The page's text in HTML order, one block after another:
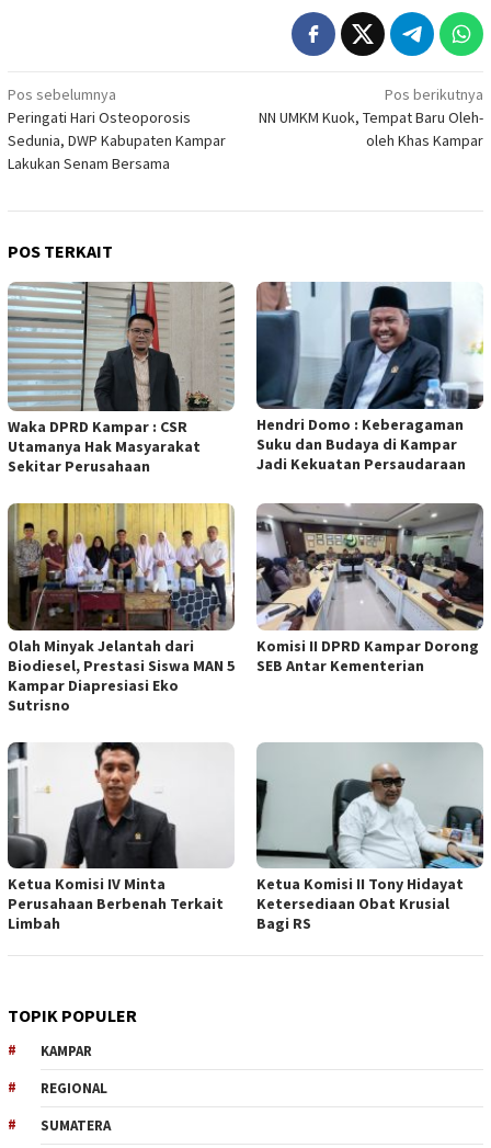
Navigasi
pos
Pos sebelumnya
Peringati Hari Osteoporosis
Sedunia, DWP Kabupaten Kampar
Lakukan Senam Bersama
Pos berikutnya
NN UMKM Kuok, Tempat Baru Oleh-
oleh Khas Kampar
POS TERKAIT
Waka DPRD Kampar : CSR
Utamanya Hak Masyarakat
Sekitar Perusahaan
Hendri Domo : Keberagaman
Suku dan Budaya di Kampar
Jadi Kekuatan Persaudaraan
Olah Minyak Jelantah dari
Biodiesel, Prestasi Siswa MAN 5
Kampar Diapresiasi Eko
Sutrisno
Komisi II DPRD Kampar Dorong
SEB Antar Kementerian
Ketua Komisi IV Minta
Perusahaan Berbenah Terkait
Limbah
Ketua Komisi II Tony Hidayat
Ketersediaan Obat Krusial
Bagi RS
TOPIK POPULER
KAMPAR
REGIONAL
SUMATERA